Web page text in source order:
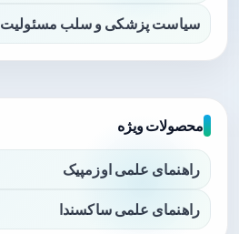
سیاست پزشکی و سلب مسئولیت
محصولات ویژه
راهنمای علمی اوزمپیک
راهنمای علمی ساکسندا